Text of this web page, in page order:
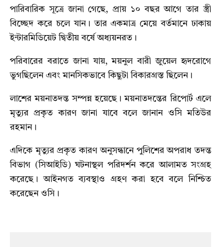
পারিবারিক সূত্রে জানা গেছে, প্রায় ১০ বছর আগে তার স্ত্রী
বিচ্ছেদ করে চলে যান। তার একমাত্র মেয়ে বর্তমানে ঢাকায়
ইন্টারমিডিয়েট দ্বিতীয় বর্ষে অধ্যয়নরত।
পরিবারের বরাতে জানা যায়, ময়নুল বারী জুয়েল হৃদরোগে
ভুগছিলেন এবং মানসিকভাবে কিছুটা বিকারগ্রস্ত ছিলেন।
লাশের ময়নাতদন্ত সম্পন্ন হয়েছে। ময়নাতদন্তের রিপোর্ট এলে
মৃত্যুর প্রকৃত কারণ জানা যাবে বলে জানান ওসি মতিউর
রহমান।
এদিকে মৃত্যুর প্রকৃত কারণ অনুসন্ধানে পুলিশের অপরাধ তদন্ত
বিভাগ (সিআইডি) ঘটনাস্থল পরিদর্শন করে আলামত সংগ্রহ
করেছে। আইনগত ব্যবস্থাও গ্রহণ করা হবে বলে নিশ্চিত
করেছেন ওসি।